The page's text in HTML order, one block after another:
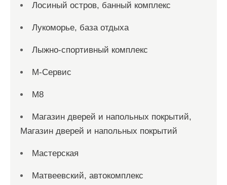
Лосиный остров, банный комплекс
Лукоморье, база отдыха
Лыжно-спортивный комплекс
М-Сервис
М8
Магазин дверей и напольных покрытий,
Магазин дверей и напольных покрытий
Мастерская
Матвеевский, автокомплекс